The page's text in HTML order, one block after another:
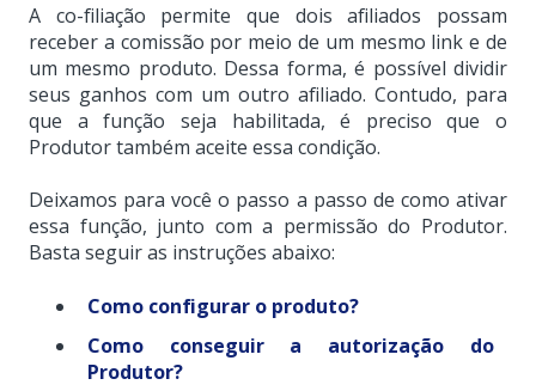
A co-filiação permite que dois afiliados possam
receber a comissão por meio de um mesmo link e de
um mesmo produto. Dessa forma, é possível dividir
seus ganhos com um outro afiliado. Contudo, para
que a função seja habilitada, é preciso que o
Produtor também aceite essa condição.
Deixamos para você o passo a passo de como ativar
essa função, junto com a permissão do Produtor.
Basta seguir as instruções abaixo:
Como configurar o produto?
Como conseguir a autorização do
Produtor?